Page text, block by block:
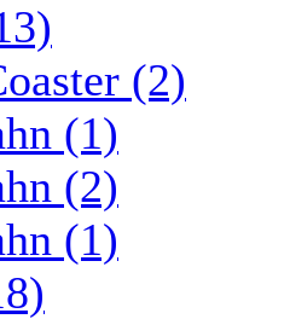
(2)
(1)
(2)
(1)